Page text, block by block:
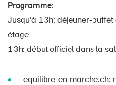
Programme:
Jusqu’à 13h: déjeuner-
étage
13h: début officiel dans la
equilibre-en-